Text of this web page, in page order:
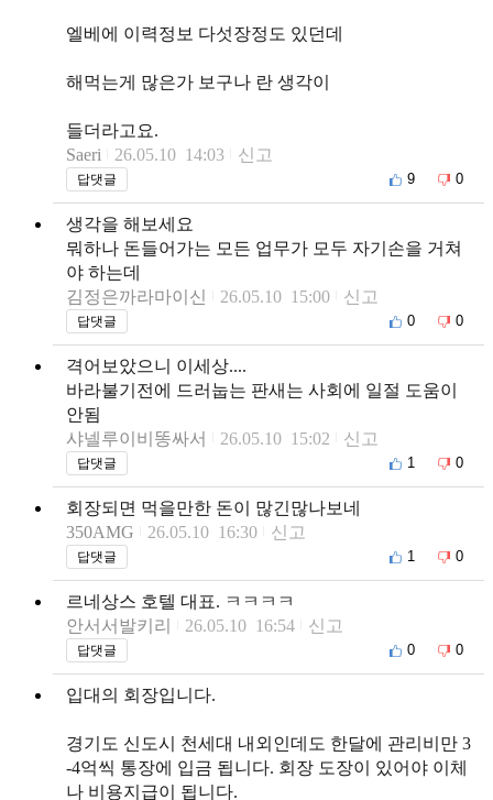
엘베에 이력정보 다섯장정도 있던데
해먹는게 많은가 보구나 란 생각이
들더라고요.
Saeri
26.05.10 14:03 신고
답댓글 9 0
생각을 해보세요
뭐하나 돈들어가는 모든 업무가 모두 자기손을 거쳐
야 하는데
김정은까라마이신
26.05.10 15:00 신고
답댓글 0 0
격어보았으니 이세상....
바라불기전에 드러눕는 판새는 사회에 일절 도움이
안됨
샤넬루이비똥싸서
26.05.10 15:02 신고
답댓글 1 0
회장되면 먹을만한 돈이 많긴많나보네
350AMG
26.05.10 16:30 신고
답댓글 1 0
르네상스 호텔 대표. ㅋㅋㅋㅋ
안서서발키리
26.05.10 16:54 신고
답댓글 0 0
입대의 회장입니다.
경기도 신도시 천세대 내외인데도 한달에 관리비만 3
-4억씩 통장에 입금 됩니다. 회장 도장이 있어야 이체
나 비용지급이 됩니다.